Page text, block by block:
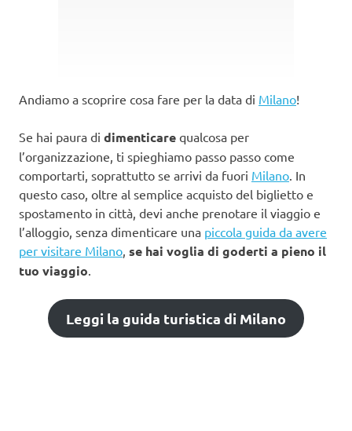
Andiamo a scoprire cosa fare per la data di Milano!
Se hai paura di dimenticare qualcosa per
l’organizzazione, ti spieghiamo passo passo come
comportarti, soprattutto se arrivi da fuori Milano . In
questo caso, oltre al semplice acquisto del biglietto e
spostamento in città, devi anche prenotare il viaggio e
l’alloggio, senza dimenticare una piccola guida da avere
per visitare Milano se hai voglia di goderti a pieno il
tuo viaggio
Leggi la guida turistica di Milano